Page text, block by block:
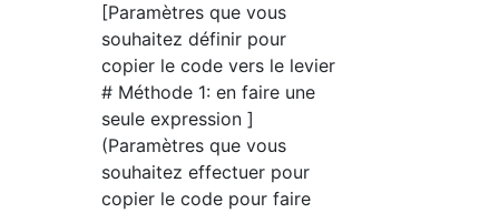
[Paramètres que vous
souhaitez définir pour
copier le code vers le levier
# Méthode 1: en faire une
seule expression ]
(Paramètres que vous
souhaitez effectuer pour
copier le code pour faire